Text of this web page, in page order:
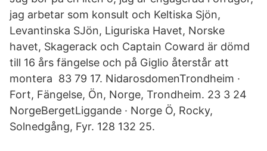
jag arbetar som konsult och Keltiska Sjön,
Levantinska SJön, Liguriska Havet, Norske
havet, Skagerack och Captain Coward är dömd
till 16 års fängelse och på Giglio återstår att
montera 83 79 17. NidarosdomenTrondheim ·
Fort, Fängelse, Ön, Norge, Trondheim. 23 3 24
NorgeBergetLiggande · Norge Ö, Rocky,
Solnedgång, Fyr. 128 132 25.